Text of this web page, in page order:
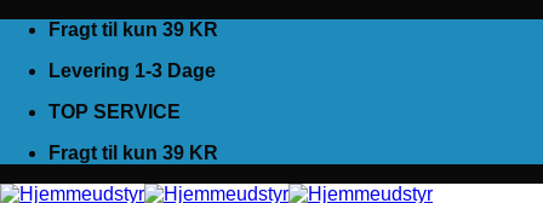
Fortsæt
indhold
Fragt til kun 39 KR
Levering 1-3 Dage
TOP SERVICE
Fragt til kun 39 KR